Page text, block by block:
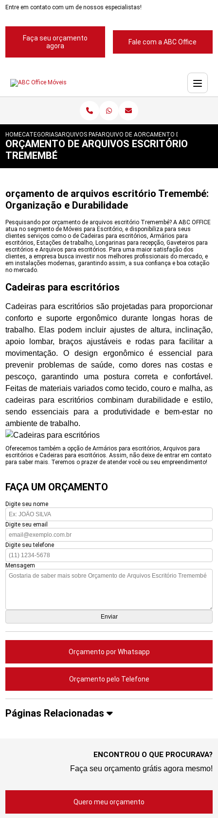
Entre em contato com um de nossos especialistas!
Faça seu orçamento
agora
Fale com a ABC Office
HOMECATEGORIASARQUIVOS PARA ESCRITORIOS
ARQUIVO DE ACO PARA ESCRITORIOS
ORCAMENTO DE ARQUIVOS
ORÇAMENTO DE ARQUIVOS ESCRITÓRIO
TREMEMBÉ
orçamento de arquivos escritório Tremembé:
Organização e Durabilidade
Pesquisando por orçamento de arquivos escritório Tremembé? A ABC OFFICE
atua no segmento de Móveis para Escritório, e disponibiliza para seus
clientes serviços como o de Cadeiras para escritórios, Armários para
escritórios, Estações de trabalho, Longarinas para recepção, Gaveteiros para
escritórios e Arquivos para escritórios. Para uma maior satisfação dos
clientes, a empresa busca investir nos melhores profissionais do mercado, e
em instalações modernas, garantindo assim, a sua confiança e boa cotação
no mercado.
Cadeiras para escritórios
Cadeiras para escritórios são projetadas para proporcionar
conforto e suporte ergonômico durante longas horas de
trabalho. Elas podem incluir ajustes de altura, inclinação,
apoio lombar, braços ajustáveis e rodas para facilitar a
movimentação. O design ergonômico é essencial para
prevenir problemas de saúde, como dores nas costas e
pescoço, garantindo uma postura correta e confortável.
Feitas de materiais variados como tecido, couro e malha, as
cadeiras para escritórios combinam durabilidade e estilo,
sendo essenciais para a produtividade e bem-estar no
ambiente de trabalho.
Oferecemos também a opção de Armários para escritórios, Arquivos para
escritórios e Cadeiras para escritórios. Assim, não deixe de entrar em contato
para saber mais. Teremos o prazer de atender você ou seu empreendimento!
FAÇA UM ORÇAMENTO
Digite seu nome
Digite seu email
Digite seu telefone
Mensagem
Orçamento por Whatsapp
Orçamento pelo Telefone
Páginas Relacionadas
ENCONTROU O QUE PROCURAVA?
Faça seu orçamento grátis agora mesmo!
Quero meu orçamento